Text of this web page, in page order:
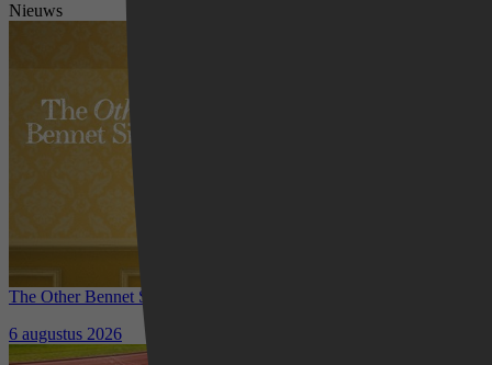
Nieuws
The Other Bennet Sister nu te zien op HBO Max: romantisch
kostuumdrama krijgt lovende recensies
6 augustus 2026